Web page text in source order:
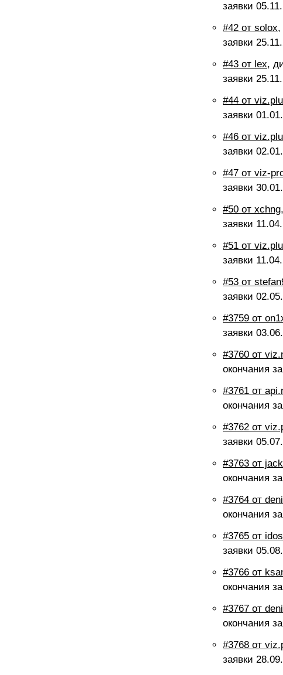
заявки
#42 от solox,
заявки
#43 от lex,
заявки
#44 от
заявки
#46 от
заявки
#47 от viz-
заявки
#50 от xchng
заявки
#51 от
заявки
#53 от
заявки
#3759 от
заявки
#3760 от
окончания
#3761 от
окончания
#3762 от
заявки
#3763 от
окончания
#3764 от
окончания
#3765 от idos
заявки
#3766 от
окончания
#3767 от
окончания
#3768 от
заявки